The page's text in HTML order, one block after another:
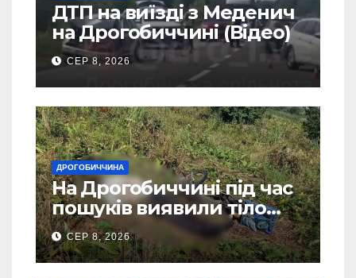
ДТП на виїзді з Меденич
на Дрогобиччині (Відео)
СЕР 8, 2026
ДРОГОБИЧЧИНА
На Дрогобиччині під час
пошуків виявили тіло
зниклого чоловіка
СЕР 8, 2026